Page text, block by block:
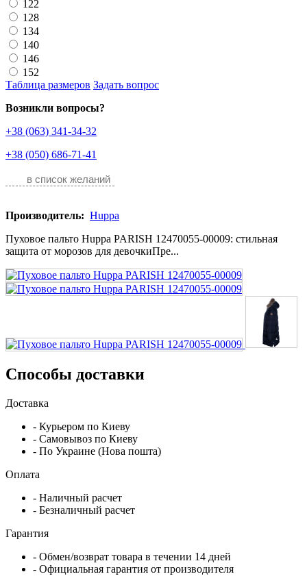
122
128
134
140
146
152
Таблица размеров Задать вопрос
Возникли вопросы?
+38 (063) 341-34-32
+38 (050) 686-71-41
в список желаний
Производитель: Huppa
Пуховое пальто Huppa PARISH 12470055-00009: стильная
защита от морозов для девочкиПре...
Способы доставки
Доставка
- Курьером по Киеву
- Самовывоз по Киеву
- По Украине (Нова пошта)
Оплата
- Наличный расчет
- Безналичный расчет
Гарантия
- Обмен/возврат товара в течении 14 дней
- Официальная гарантия от производителя